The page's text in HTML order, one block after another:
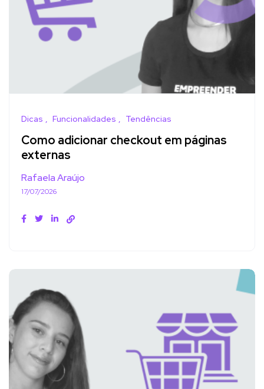
Dicas Funcionalidades Tendências
Como adicionar checkout em páginas
externas
Rafaela Araújo
17/07/2026